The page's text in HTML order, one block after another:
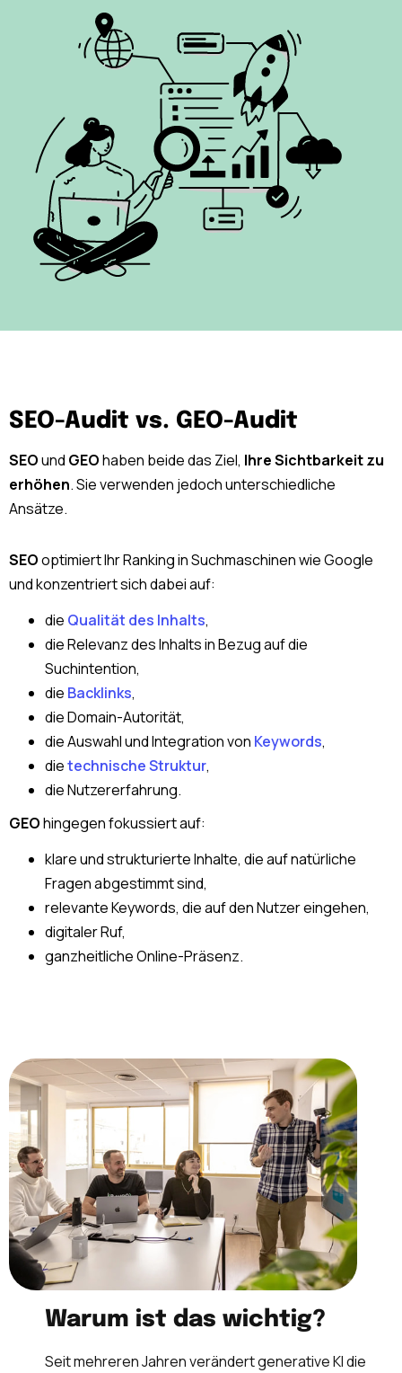
SEO-Audit vs. GEO-Audit
SEOund GEOhaben beide das Ziel, Ihre Sichtbarkeit zu
erhöhen. Sie verwenden jedoch unterschiedliche
Ansätze.
GEOhingegen fokussiert auf:
klare und strukturierte Inhalte, die auf natürliche
Fragen abgestimmt sind,
relevante Keywords, die auf den Nutzer eingehen,
digitaler Ruf,
ganzheitliche Online-Präsenz.
SEOoptimiert Ihr Ranking in Suchmaschinen wie Google
und konzentriert sich dabei auf:
die Qualität des Inhalts,
die Relevanz des Inhalts in Bezug auf die
Suchintention,
die Backlinks,
die Domain-Autorität,
die Auswahl und Integration von Keywords,
dietechnische Struktur,
die Nutzererfahrung.
Warum ist das wichtig?
Seit mehreren Jahren verändert generative KI die